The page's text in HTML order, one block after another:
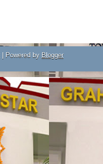
| Powered by Blogger